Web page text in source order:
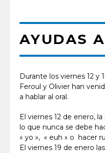
AYUDAS
Durante los viernes 12 y
Feroul y Olivier han
a hablar al oral.
El viernes 12 de enero,
lo que nunca se debe
« yo », « euh » o hacer
El viernes 19 de enero